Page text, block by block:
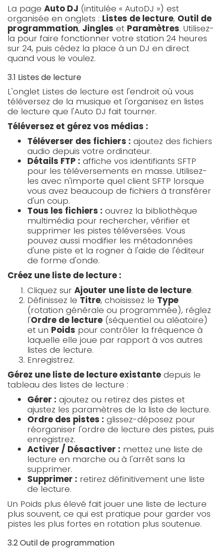
La page Auto DJ (intitulée « AutoDJ ») est
organisée en onglets : Listes de lecture, Outil de
programmation, Jingles et Paramètres. Utilisez-
la pour faire fonctionner votre station 24 heures
sur 24, puis cédez la place à un DJ en direct
quand vous le voulez.
3.1 Listes de lecture
L'onglet Listes de lecture est l'endroit où vous
téléversez de la musique et l'organisez en listes
de lecture que l'Auto DJ fait tourner.
Téléversez et gérez vos médias :
Téléverser des fichiers : ajoutez des fichiers
audio depuis votre ordinateur.
Détails FTP : affiche vos identifiants SFTP
pour les téléversements en masse. Utilisez-
les avec n'importe quel client SFTP lorsque
vous avez beaucoup de fichiers à transférer
d'un coup.
Tous les fichiers : ouvrez la bibliothèque
multimédia pour rechercher, vérifier et
supprimer les pistes téléversées. Vous
pouvez aussi modifier les métadonnées
d'une piste et la rogner à l'aide de l'éditeur
de forme d'onde.
Créez une liste de lecture :
Cliquez sur Ajouter une liste de lecture.
Définissez le Titre, choisissez le Type
(rotation générale ou programmée), réglez
l'Ordre de lecture (séquentiel ou aléatoire)
et un Poids pour contrôler la fréquence à
laquelle elle joue par rapport à vos autres
listes de lecture.
Enregistrez.
Gérez une liste de lecture existante depuis le
tableau des listes de lecture :
Gérer : ajoutez ou retirez des pistes et
ajustez les paramètres de la liste de lecture.
Ordre des pistes : glissez-déposez pour
réorganiser l'ordre de lecture des pistes, puis
enregistrez.
Activer / Désactiver : mettez une liste de
lecture en marche ou à l'arrêt sans la
supprimer.
Supprimer : retirez définitivement une liste
de lecture.
Un Poids plus élevé fait jouer une liste de lecture
plus souvent, ce qui est pratique pour garder vos
pistes les plus fortes en rotation plus soutenue.
3.2 Outil de programmation